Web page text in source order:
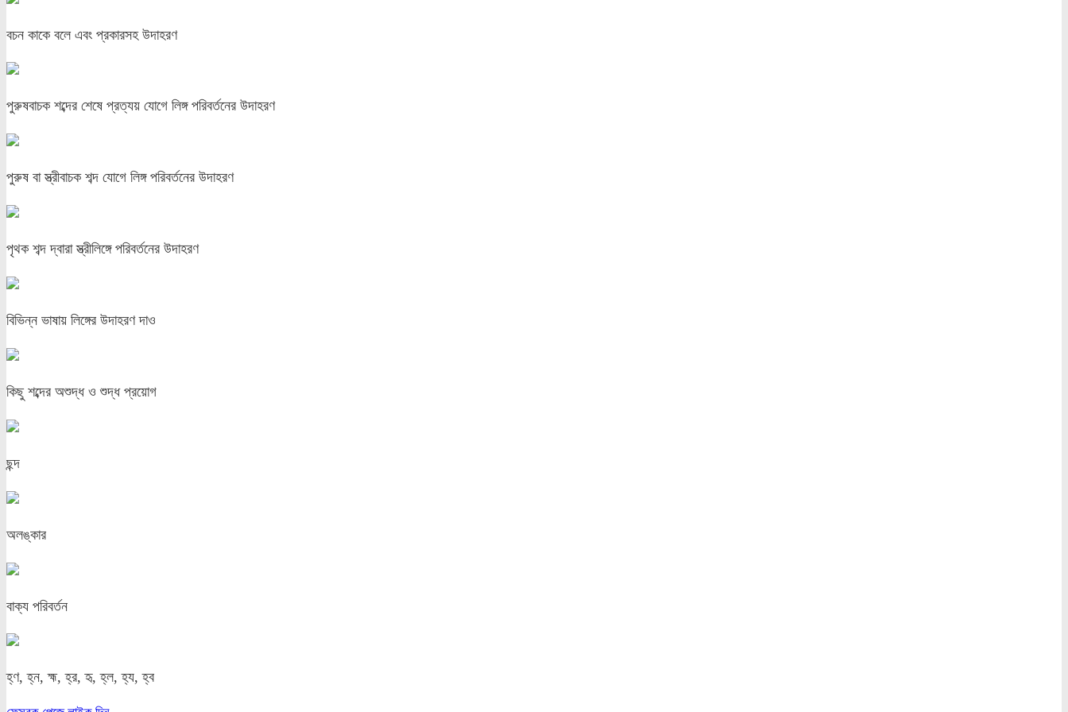
বচন কাকে বলে এবং প্রকারসহ উদাহরণ
পুরুষবাচক শব্দের শেষে প্রত্যয় যোগে লিঙ্গ পরিবর্তনের উদাহরণ
পুরুষ বা স্ত্রীবাচক শব্দ যোগে লিঙ্গ পরিবর্তনের উদাহরণ
পৃথক শব্দ দ্বারা স্ত্রীলিঙ্গে পরিবর্তনের উদাহরণ
বিভিন্ন ভাষায় লিঙ্গের উদাহরণ দাও
কিছু শব্দের অশুদ্ধ ও শুদ্ধ প্রয়োগ
ছন্দ
অলঙ্কার
বাক্য পরিবর্তন
হ্ণ, হ্ন, হ্ম, হ্র, হৃ, হ্ল, হ্য, হ্ব